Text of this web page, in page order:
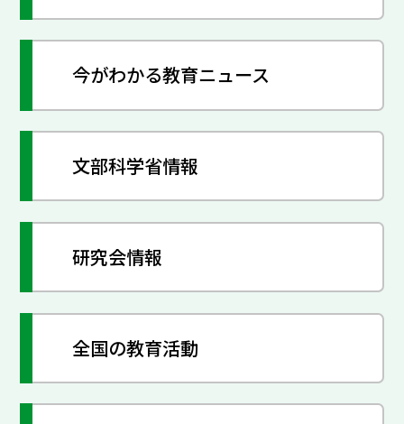
今がわかる教育ニュース
文部科学省情報
研究会情報
全国の教育活動